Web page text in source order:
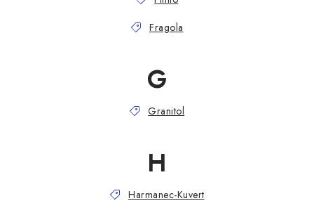
Fragola
G
Granitol
H
Harmanec-Kuvert